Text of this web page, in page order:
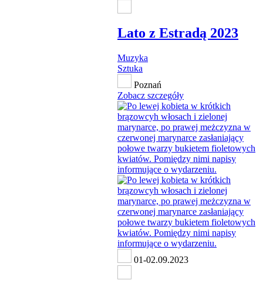
Lato z Estradą 2023
Muzyka
Sztuka
Poznań
Zobacz szczegóły
01-02.09.2023